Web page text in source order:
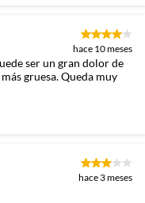
hace 10 meses
ser un gran dolor de
gruesa. Queda muy
hace 3 meses